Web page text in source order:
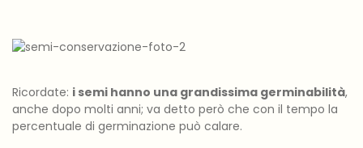
Ricordate: i semi hanno una grandissima germinabilità,
anche dopo molti anni; va detto però che con il tempo la
percentuale di germinazione può calare.